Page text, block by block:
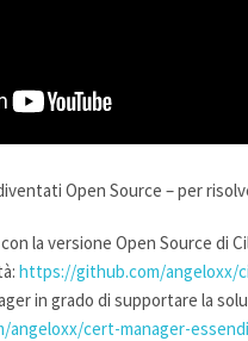
Open Source – per
la versione Open Source di
https://github.com/angeloxx/
in grado di supportare la
cert-manager-